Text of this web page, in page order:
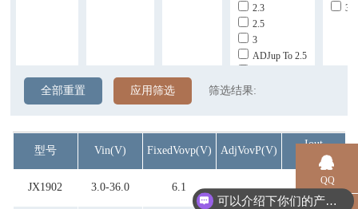
2.3
2.5
3
ADJup To 2.5
35
全部重置 应用筛选 筛选结果:
型号 Vin(V) FixedVovp(V) AdjVovP(V)
Iout
Max(A)
JX1902 3.0-36.0 6.1 1
QQ
可以介绍下你们的产品么？